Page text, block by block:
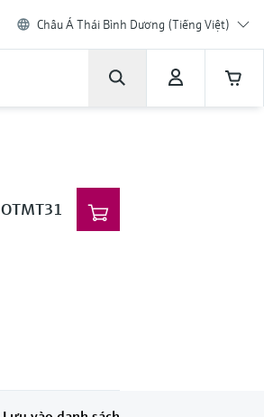
Châu Á Thái Bình Dương (Tiếng Việt)
OTMT31